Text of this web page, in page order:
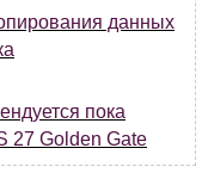
данных
пока
27 Golden Gate